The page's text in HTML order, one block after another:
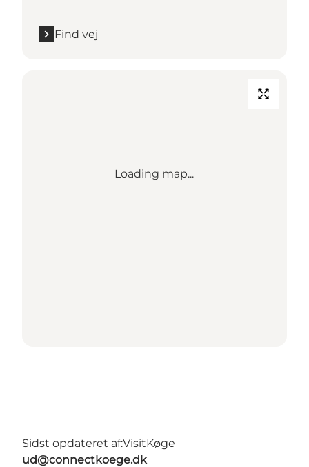
Find vej
Loading map...
Sidst opdateret af:VisitKøge
ud@connectkoege.dk